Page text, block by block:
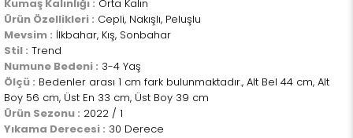
Kumaş Kalınlığı : Orta Kalın
Ürün Özellikleri : Cepli, Nakışlı, Peluşlu
Mevsim : İlkbahar, Kış, Sonbahar
Stil : Trend
Numune Bedeni : 3-4 Yaş
Ölçü : Bedenler arası 1 cm fark bulunmaktadır., Alt Bel 44 cm, Alt
Boy 56 cm, Üst En 33 cm, Üst Boy 39 cm
Ürün Sezonu : 2022 / 1
Yıkama Derecesi : 30 Derece